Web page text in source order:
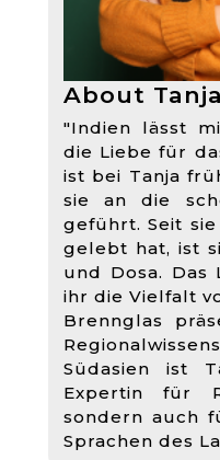
About
"Indien lässt
die Liebe für
ist bei Tanja
sie an die
geführt. Seit
gelebt hat, ist
und Dosa. Das
ihr die Vielfalt
Brennglas
Südasien ist
Expertin für
sondern auch
Sprachen des